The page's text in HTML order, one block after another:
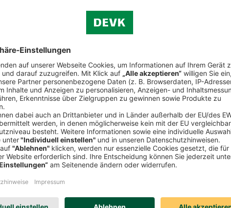
Sie dieReiserücktrittsversicherung der ERGO Reiseversicherung
durch Krankheit, Stornierung, Abbruch oder Gepäckverlust
ERGO Reiseversicherung